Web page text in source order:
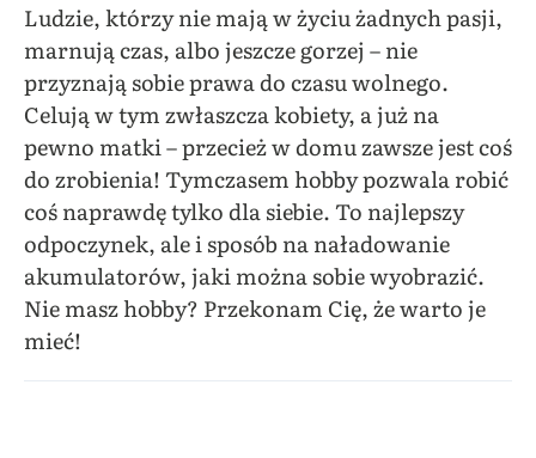
Ludzie, którzy nie mają w życiu żadnych pasji,
marnują czas, albo jeszcze gorzej – nie
przyznają sobie prawa do czasu wolnego.
Celują w tym zwłaszcza kobiety, a już na
pewno matki – przecież w domu zawsze jest coś
do zrobienia! Tymczasem hobby pozwala robić
coś naprawdę tylko dla siebie. To najlepszy
odpoczynek, ale i sposób na naładowanie
akumulatorów, jaki można sobie wyobrazić.
Nie masz hobby? Przekonam Cię, że warto je
mieć!